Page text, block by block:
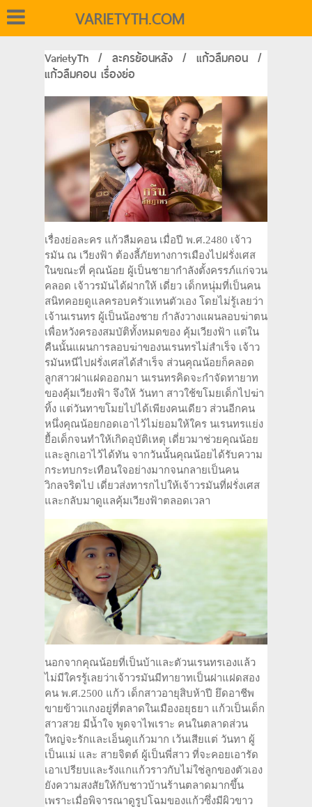
VARIETYTH.COM
VarietyTh / ละครย้อนหลัง / แก้วลืมคอน /
แก้วลืมคอน เรื่องย่อ
เรื่องย่อละคร แก้วลืมคอน เมื่อปี พ.ศ.2480 เจ้าว
รมัน ณ เวียงฟ้า ต้องลี้ภัยทางการเมืองไปฝรั่งเศส
ในขณะที่ คุณน้อย ผู้เป็นชายากำลังตั้งครรภ์แก่จวน
คลอด เจ้าวรมันได้ฝากให้ เดี่ยว เด็กหนุ่มที่เป็นคน
สนิทคอยดูแลครอบครัวแทนตัวเอง โดยไม่รู้เลยว่า
เจ้านเรนทร ผู้เป็นน้องชาย กำลังวางแผนลอบฆ่าตน
เพื่อหวังครองสมบัติทั้งหมดของ คุ้มเวียงฟ้า แต่ใน
คืนนั้นแผนการลอบฆ่าของนเรนทรไม่สำเร็จ เจ้าว
รมันหนีไปฝรั่งเศสได้สำเร็จ ส่วนคุณน้อยก็คลอด
ลูกสาวฝาแฝดออกมา นเรนทรคิดจะกำจัดทายาท
ของคุ้มเวียงฟ้า จึงให้ วันทา สาวใช้ขโมยเด็กไปฆ่า
ทิ้ง แต่วันทาขโมยไปได้เพียงคนเดียว ส่วนอีกคน
หนึ่งคุณน้อยกอดเอาไว้ไม่ยอมให้ใคร นเรนทรแย่ง
ยื้อเด็กจนทำให้เกิดอุบัติเหตุ เดี่ยวมาช่วยคุณน้อย
และลูกเอาไว้ได้ทัน จากวันนั้นคุณน้อยได้รับความ
กระทบกระเทือนใจอย่างมากจนกลายเป็นคน
วิกลจริตไป เดี่ยวส่งทารกไปให้เจ้าวรมันที่ฝรั่งเศส
และกลับมาดูแลคุ้มเวียงฟ้าตลอดเวลา
นอกจากคุณน้อยที่เป็นบ้าและตัวนเรนทรเองแล้ว
ไม่มีใครรู้เลยว่าเจ้าวรมันมีทายาทเป็นฝาแฝดสอง
คน พ.ศ.2500 แก้ว เด็กสาวอายุสิบห้าปี ยึดอาชีพ
ขายข้าวแกงอยู่ที่ตลาดในเมืองอยุธยา แก้วเป็นเด็ก
สาวสวย มีน้ำใจ พูดจาไพเราะ คนในตลาดส่วน
ใหญ่จะรักและเอ็นดูแก้วมาก เว้นเสียแต่ วันทา ผู้
เป็นแม่ และ สายจิตต์ ผู้เป็นพี่สาว ที่จะคอยเอารัด
เอาเปรียบและรังแกแก้วราวกับไม่ใช่ลูกของตัวเอง
ยังความสงสัยให้กับชาวบ้านร้านตลาดมากขึ้น
เพราะเมื่อพิจารณาดูรูปโฉมของแก้วซึ่งมีผิวขาว